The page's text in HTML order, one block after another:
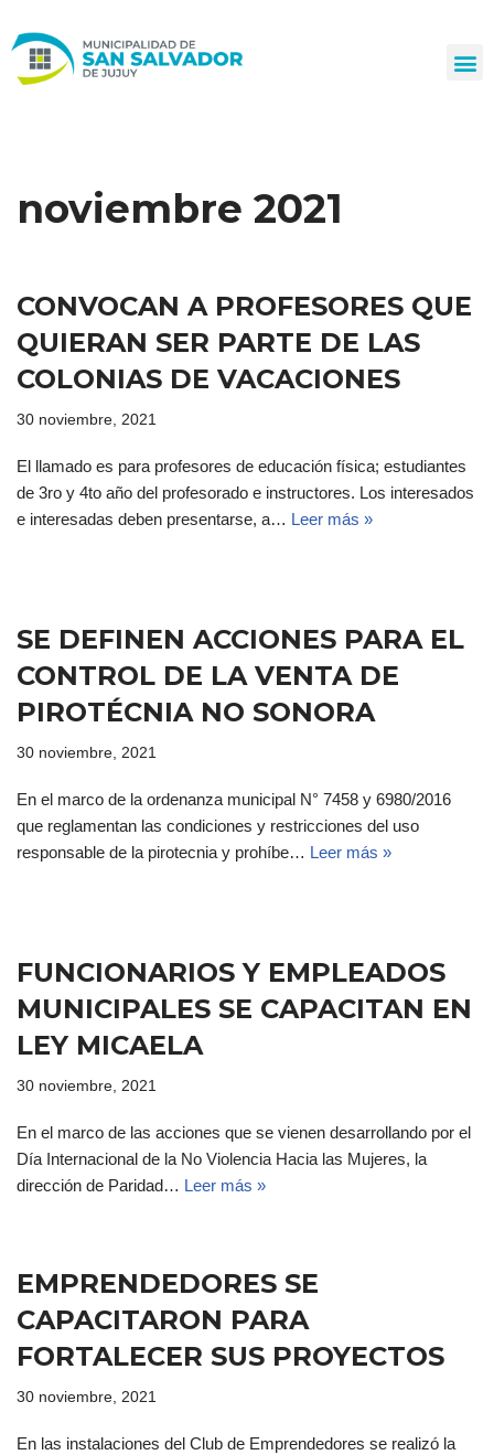
al
noviembre 2021
CONVOCAN A PROFESORES QUE
QUIERAN SER PARTE DE LAS
COLONIAS DE VACACIONES
30 noviembre, 2021
El llamado es para profesores de educación física; estudiantes
de 3ro y 4to año del profesorado e instructores. Los interesados
e interesadas deben presentarse, a… Leer más »
SE DEFINEN ACCIONES PARA EL
CONTROL DE LA VENTA DE
PIROTÉCNIA NO SONORA
30 noviembre, 2021
En el marco de la ordenanza municipal N° 7458 y 6980/2016
que reglamentan las condiciones y restricciones del uso
responsable de la pirotecnia y prohíbe… Leer más »
FUNCIONARIOS Y EMPLEADOS
MUNICIPALES SE CAPACITAN EN
LEY MICAELA
30 noviembre, 2021
En el marco de las acciones que se vienen desarrollando por el
Día Internacional de la No Violencia Hacia las Mujeres, la
dirección de Paridad… Leer más »
EMPRENDEDORES SE
CAPACITARON PARA
FORTALECER SUS PROYECTOS
30 noviembre, 2021
En las instalaciones del Club de Emprendedores se realizó la